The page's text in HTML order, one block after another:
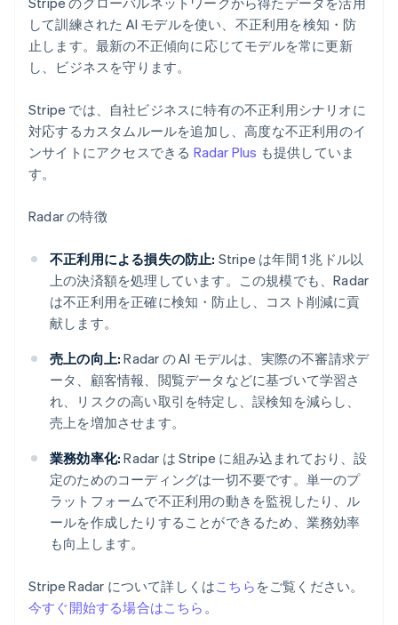
して訓練された AI モデルを使い、不正利用を検知・防
止します。最新の不正傾向に応じてモデルを常に更新
し、ビジネスを守ります。
Stripe では、自社ビジネスに特有の不正利用シナリオに
対応するカスタムルールを追加し、高度な不正利用のイ
ンサイトにアクセスできる Radar Plus も提供していま
す。
Radar の特徴
不正利用による損失の防止: Stripe は年間 1 兆ドル以
上の決済額を処理しています。この規模でも、Radar
は不正利用を正確に検知・防止し、コスト削減に貢
献します。
売上の向上: Radar の AI モデルは、実際の不審請求デ
ータ、顧客情報、閲覧データなどに基づいて学習さ
れ、リスクの高い取引を特定し、誤検知を減らし、
売上を増加させます。
業務効率化: Radar は Stripe に組み込まれており、設
定のためのコーディングは一切不要です。単一のプ
ラットフォームで不正利用の動きを監視したり、ル
ールを作成したりすることができるため、業務効率
も向上します。
Stripe Radar について詳しくはこちら をご覧ください。
今すぐ開始する場合はこちら 。
English
アメリカ